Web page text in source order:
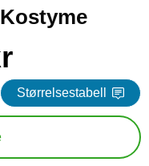
Kostyme
Størrelsestabell